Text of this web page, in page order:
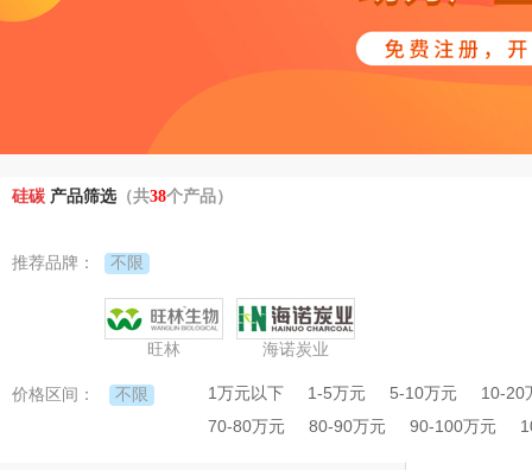
硅碳 产品筛选（共38个产品）
推荐品牌： 不限
旺林 海诺炭业
价格区间： 不限 1万元以下 1-5万元 5-10万元
10-20
70-80万元
80-90万元 90-100万元